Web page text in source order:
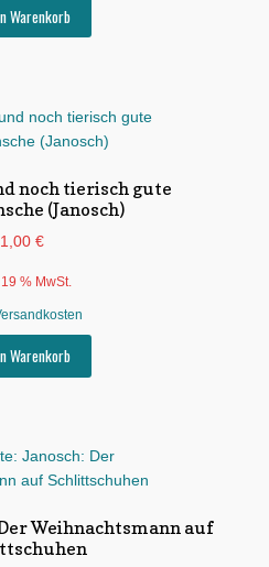
Warenkorb
noch tierisch gute
(Janosch)
1,00 €
% MwSt.
Warenkorb
Weihnachtsmann auf